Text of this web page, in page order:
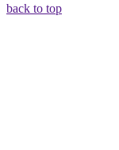
back to top